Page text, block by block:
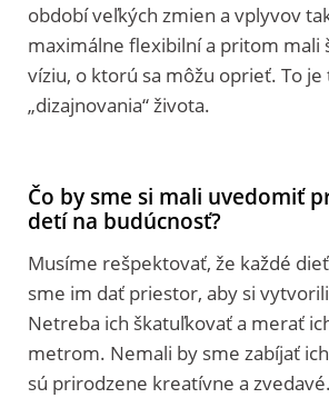
období veľkých zmien a vplyvov
maximálne flexibilní a pritom mali
víziu, o ktorú sa môžu oprieť. To
„dizajnovania“ života.
Čo by sme si mali uvedomiť
detí na budúcnosť?
Musíme rešpektovať, že každé
sme im dať priestor, aby si
Netreba ich škatuľkovať a merať
metrom. Nemali by sme zabíjať
sú prirodzene kreatívne a